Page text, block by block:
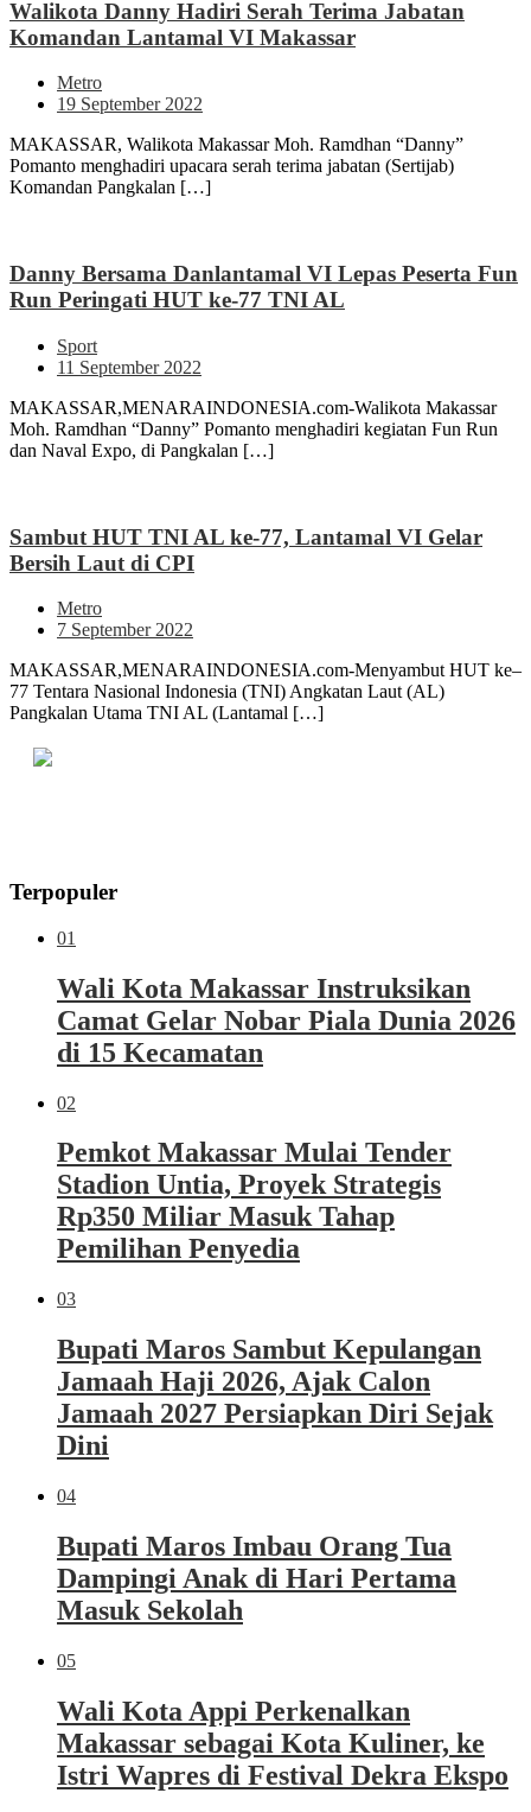
Walikota Danny Hadiri Serah Terima Jabatan
Komandan Lantamal VI Makassar
Metro
19 September 2022
MAKASSAR, Walikota Makassar Moh. Ramdhan “Danny”
Pomanto menghadiri upacara serah terima jabatan (Sertijab)
Komandan Pangkalan […]
Danny Bersama Danlantamal VI Lepas Peserta Fun
Run Peringati HUT ke-77 TNI AL
Sport
11 September 2022
MAKASSAR,MENARAINDONESIA.com-Walikota Makassar
Moh. Ramdhan “Danny” Pomanto menghadiri kegiatan Fun Run
dan Naval Expo, di Pangkalan […]
Sambut HUT TNI AL ke-77, Lantamal VI Gelar
Bersih Laut di CPI
Metro
7 September 2022
MAKASSAR,MENARAINDONESIA.com-Menyambut HUT ke–
77 Tentara Nasional Indonesia (TNI) Angkatan Laut (AL)
Pangkalan Utama TNI AL (Lantamal […]
Terpopuler
01
Wali Kota Makassar Instruksikan
Camat Gelar Nobar Piala Dunia 2026
di 15 Kecamatan
02
Pemkot Makassar Mulai Tender
Stadion Untia, Proyek Strategis
Rp350 Miliar Masuk Tahap
Pemilihan Penyedia
03
Bupati Maros Sambut Kepulangan
Jamaah Haji 2026, Ajak Calon
Jamaah 2027 Persiapkan Diri Sejak
Dini
04
Bupati Maros Imbau Orang Tua
Dampingi Anak di Hari Pertama
Masuk Sekolah
05
Wali Kota Appi Perkenalkan
Makassar sebagai Kota Kuliner, ke
Istri Wapres di Festival Dekra Ekspo